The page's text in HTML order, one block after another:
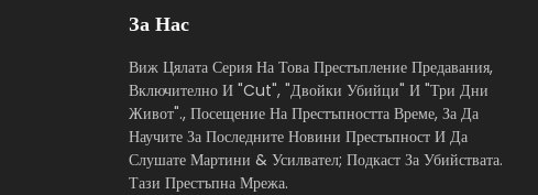
За Нас
Виж Цялата Серия На Това Престъпление Предавания,
Включително И "Cut", "Двойки Убийци" И "Три Дни
Живот"., Посещение На Престъпността Време, За Да
Научите За Последните Новини Престъпност И Да
Слушате Мартини & Усилвател; Подкаст За Убийствата.
Тази Престъпна Мрежа.